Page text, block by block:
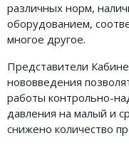
различных норм,
оборудованием,
многое другое.
Представители
нововведения
работы контрольно-
давления на малый и
снижено количество
ФОРУМ
ЮРИДИЧЕСКИЙ
+7 (800)
Для всех